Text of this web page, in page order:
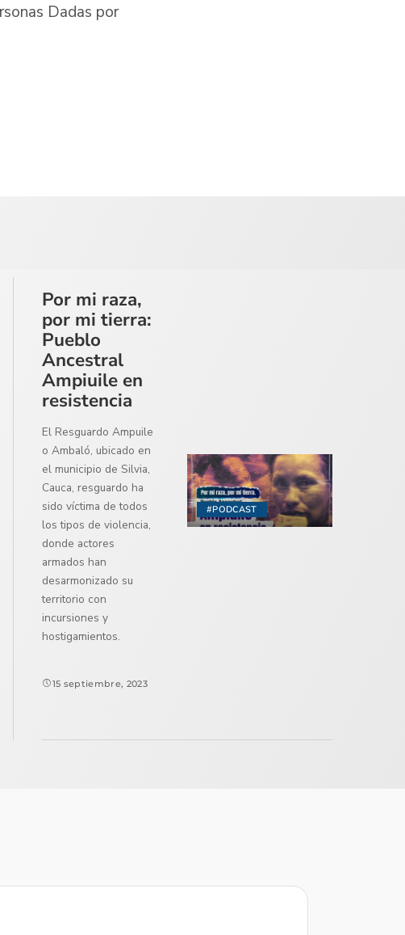
Dadas por
#PODCAST
Por mi raza,
por mi tierra:
Pueblo
Ancestral
Ampiuile en
resistencia
El Resguardo Ampuile
o Ambaló, ubicado en
el municipio de Silvia,
Cauca, resguardo ha
sido víctima de todos
los tipos de violencia,
donde actores
armados han
desarmonizado su
territorio con
incursiones y
hostigamientos.
15 septiembre, 2023